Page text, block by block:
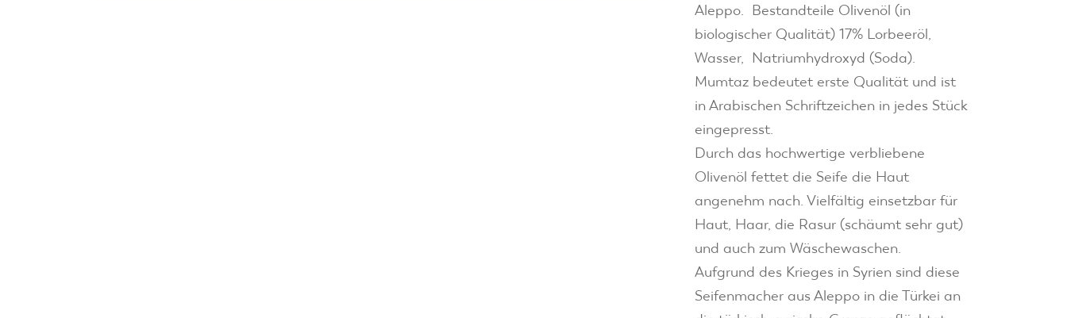
Aleppo. Bestandteile Olivenöl (in
biologischer Qualität) 17% Lorbeeröl,
Wasser, Natriumhydroxyd (Soda).
Mumtaz bedeutet erste Qualität und ist
in Arabischen Schriftzeichen in jedes Stück
eingepresst.
Durch das hochwertige verbliebene
Olivenöl fettet die Seife die Haut
angenehm nach. Vielfältig einsetzbar für
Haut, Haar, die Rasur (schäumt sehr gut)
und auch zum Wäschewaschen.
Aufgrund des Krieges in Syrien sind diese
Seifenmacher aus Aleppo in die Türkei an